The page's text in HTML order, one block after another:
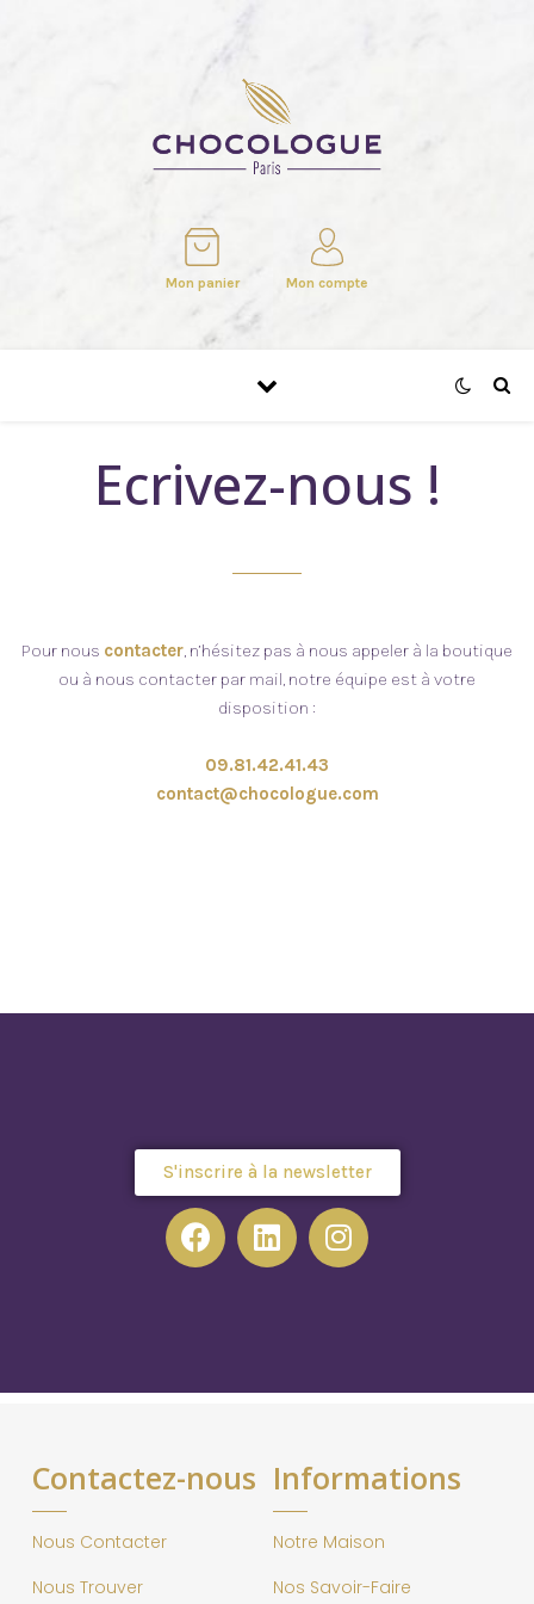
Mon panier Mon compte
Ecrivez-nous !
Pour nous contacter, n’hésitez pas à nous appeler à la boutique
ou à nous contacter par mail, notre équipe est à votre
disposition :
09.81.42.41.43
contact@chocologue.com
S'inscrire à la newsletter
Contactez-nous
Nous Contacter
Nous Trouver
Informations
Notre Maison
Nos Savoir-Faire